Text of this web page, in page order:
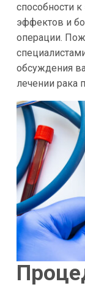
способности
эффектов и
операции.
обсуждения
лечении рака